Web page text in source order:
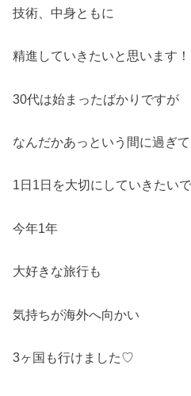
技術、中身ともに
精進していきたいと思います！
30代は始まったばかりですが
なんだかあっという間に過ぎ
1日1日を大切にしていきたい
今年1年
大好きな旅行も
気持ちが海外へ向かい
3ヶ国も行けました♡